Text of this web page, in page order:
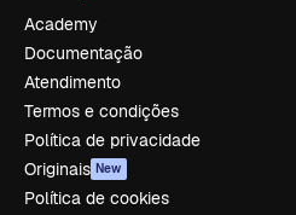
Academy
Documentação
Atendimento
Termos e condições
Política de privacidade
Originais New
Política de cookies